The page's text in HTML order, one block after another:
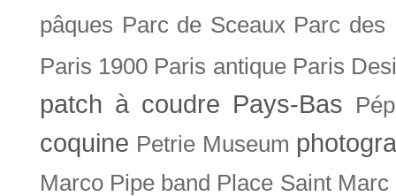
pâques Parc de Sceaux Parc des
Paris 1900 Paris antique Paris
patch à coudre Pays-Bas
coquine Petrie Museum
Marco Pipe band Place Saint Marc